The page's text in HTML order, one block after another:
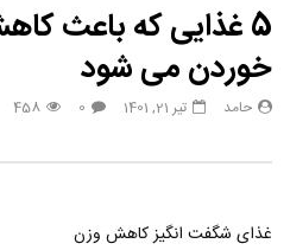
5 غذایی که باعث
خوردن می شود
حامد تیر 21, 1401 0
458
غذای شگفت انگیز کاهش وزن